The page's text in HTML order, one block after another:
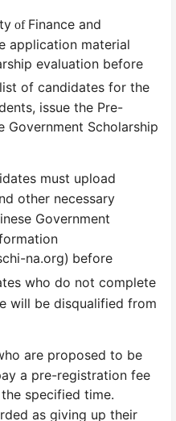
of Finance and
application material
evaluation before
of candidates for the
issue the Pre-
Government Scholarship
must upload
other necessary
Government
na.org) before
who do not complete
will be disqualified from
are proposed to be
a pre-registration fee
specified time.
as giving up their